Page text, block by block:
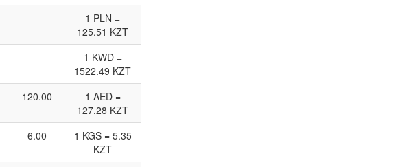
1 PLN =
125.51 KZT
1 KWD =
1522.49 KZT
120.00
1 AED =
127.28 KZT
6.00
1 KGS = 5.35
KZT